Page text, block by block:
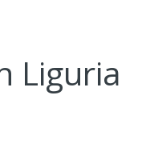
Liguria